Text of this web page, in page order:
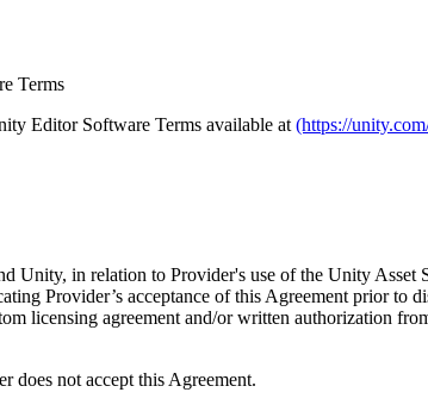
Terms
Editor Software Terms available at (https://
Unity, in relation to Provider's use of the Unity Asset
Provider’s acceptance of this Agreement prior
licensing agreement and/or written authorization
does not accept this Agreement.